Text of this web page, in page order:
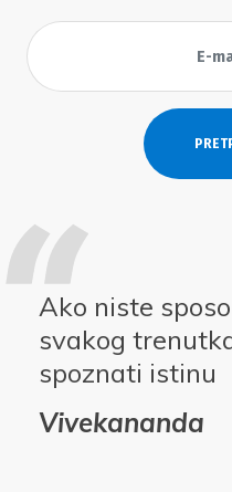
Ako niste
svakog
spoznati istinu
Vivekananda